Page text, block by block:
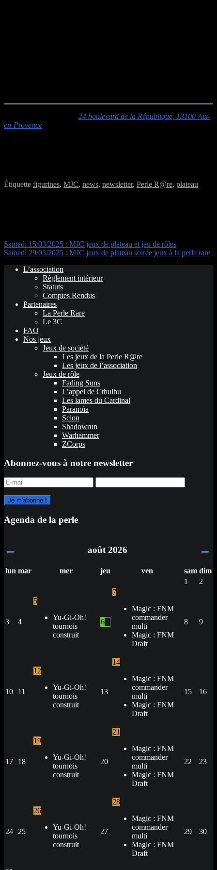
24 boulevard de la République, 13100 Aix-
en-Provence
Étiquette figurines, MJC, news, newsletter, Perle R@re, plateau
Samedi 15/03/2025 : MJC jeux de plateau et jeu de rôles
Samedi 29/03/2025 : MJC jeux de plateau soirée jeux à la perle rare
L’association
Règlement intérieur
Statuts
Comptes Rendus
Partenaires
La Perle Rare
Le 3C
FAQ
Nos jeux
Jeux de société
Les jeux de la Perle R@re
Les jeux de l’association
Jeux de rôle
Fading Suns
L’appel de Cthulhu
Les lames du Cardinal
Paranoïa
Scion
Shadowrun
Warhammer
ZCorps
Abonnez-vous à notre newsletter
Agenda de la perle
août 2026
lun mar mer jeu ven sam dim
1
2
3 4
5
Yu-Gi-Oh!
tournois
construit
6
7
Magic : FNM
commander
multi
Magic : FNM
Draft
8 9
10 11
12
Yu-Gi-Oh!
tournois
construit
13
14
Magic : FNM
commander
multi
Magic : FNM
Draft
15 16
17 18
19
Yu-Gi-Oh!
tournois
construit
20
21
Magic : FNM
commander
multi
Magic : FNM
Draft
22 23
24 25
26
Yu-Gi-Oh!
tournois
construit
27
28
Magic : FNM
commander
multi
Magic : FNM
Draft
29 30